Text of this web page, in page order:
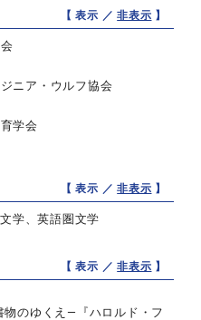
【 表示 ／非表示 】
ニア・ウルフ協会
学会
【 表示 ／非表示 】
学、英語圏文学
【 表示 ／非表示 】
物のゆくえ―『ハロルド・フ